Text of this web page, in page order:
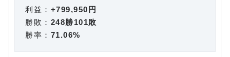
利益： +799,950円
勝敗： 248勝101敗
勝率： 71.06%